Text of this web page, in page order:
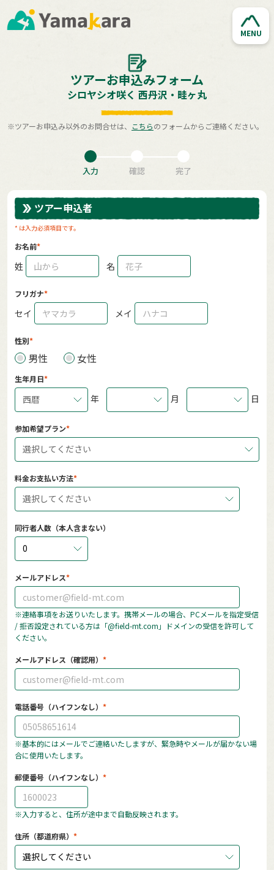
MENU
ツアーお申込みフォーム
シロヤシオ咲く 西丹沢・畦ヶ丸
※ツアーお申込み以外のお問合せは、 こちらのフォームからご連絡ください。
入力 確認 完了
ツアー申込者
* は入力必須項目です。
お名前
姓 名
フリガナ
セイ メイ
性別
男性 女性
生年月日
西暦 年 月 日
参加希望プラン
選択してください
料金お支払い方法
選択してください
同行者人数（本人含まない）
0
メールアドレス
※連絡事項をお送りいたします。携帯メールの場合、PCメールを指定受信
/ 拒否設定されている方は「@field-mt.com」ドメインの受信を許可して
ください。
メールアドレス（確認用）
電話番号（ハイフンなし）
※基本的にはメールでご連絡いたしますが、緊急時やメールが届かない場
合に使用いたします。
郵便番号（ハイフンなし）
※入力すると、住所が途中まで自動反映されます。
住所（都道府県）
選択してください